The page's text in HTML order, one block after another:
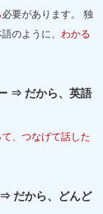
必要があります。 独
のように、 わかる
⇒ だから、英語
、つなげて話した
だから、どんど